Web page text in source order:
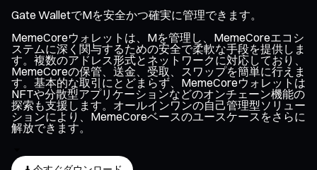
Gate WalletでMを安全かつ確実に管理できます。
MemeCoreウォレットは、Mを管理し、MemeCoreエコシ
ステムに深く関与するための安全で柔軟な手段を提供しま
す。複数のアドレス形式とネットワークに対応しており、
MemeCoreの保管、送金、受取、スワップを簡単に行えま
す。基本的な取引にとどまらず、MemeCoreウォレットは
NFTや分散型アプリケーションなどのオンチェーン機能の
探索も支援します。オールインワンの自己管理型ソリュー
ションにより、MemeCoreベースのユースケースをさらに
解放できます。